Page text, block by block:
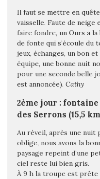
Il faut se mettre en quête
vaisselle. Faute de neige
faire fondre, un Ours a la
de fonte qui s’écoule du
jeux, échanges, un bon
équipe, une bonne nuit
pour une seconde belle
est annoncée). Cathy
2ème jour :
des Serrons (15,5
Au réveil, après une
oblige, nous avons la
paysage repeint d’une
ciel reste lui bien gris.
À 9 h la troupe est